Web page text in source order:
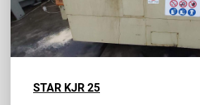
STAR KJR 25